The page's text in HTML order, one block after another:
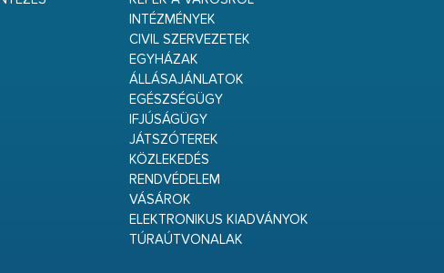
INTÉZMÉNYEK
CIVIL SZERVEZETEK
EGYHÁZAK
ÁLLÁSAJÁNLATOK
EGÉSZSÉGÜGY
IFJÚSÁGÜGY
JÁTSZÓTEREK
KÖZLEKEDÉS
RENDVÉDELEM
VÁSÁROK
ELEKTRONIKUS KIADVÁNYOK
TÚRAÚTVONALAK